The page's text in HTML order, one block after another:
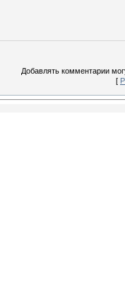
Добавлять комментарии
[